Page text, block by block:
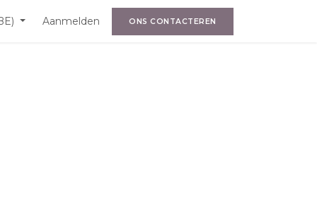
Aanmelden ONS CONTACTEREN​​